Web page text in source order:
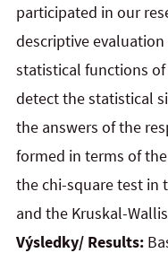
participated in our
descriptive
statistical functions of
detect the statistical
the answers of the
formed in terms of
the chi-square test in
and the Kruskal-
Výsledky/ Results: